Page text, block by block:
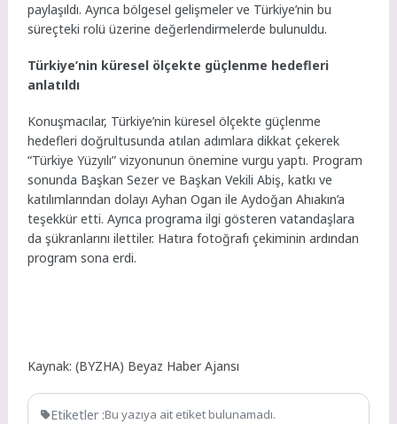
paylaşıldı. Ayrıca bölgesel gelişmeler ve Türkiye’nin bu
süreçteki rolü üzerine değerlendirmelerde bulunuldu.
Türkiye’nin küresel ölçekte güçlenme hedefleri
anlatıldı
Konuşmacılar, Türkiye’nin küresel ölçekte güçlenme
hedefleri doğrultusunda atılan adımlara dikkat çekerek
“Türkiye Yüzyılı” vizyonunun önemine vurgu yaptı. Program
sonunda Başkan Sezer ve Başkan Vekili Abiş, katkı ve
katılımlarından dolayı Ayhan Ogan ile Aydoğan Ahıakın’a
teşekkür etti. Ayrıca programa ilgi gösteren vatandaşlara
da şükranlarını ilettiler. Hatıra fotoğrafı çekiminin ardından
program sona erdi.
Kaynak: (BYZHA) Beyaz Haber Ajansı
Etiketler :Bu yazıya ait etiket bulunamadı.